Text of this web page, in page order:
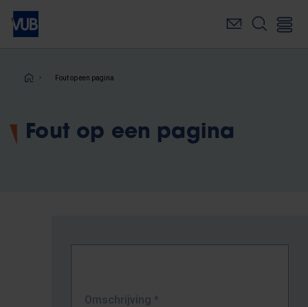
Overslaan
naar
inhoudKruimelpad
Fout op een pagina
Fout op een pagina
Omschrijving *